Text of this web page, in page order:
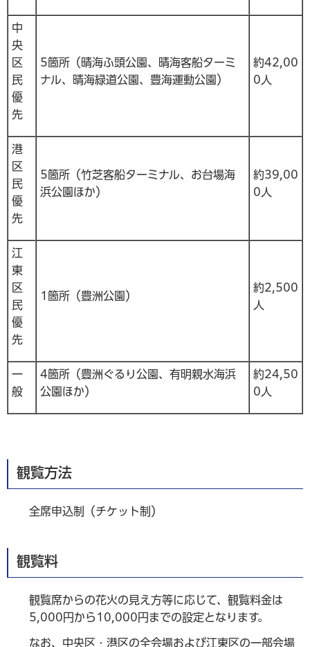
中
央
区
民
優
先
5箇所（晴海ふ頭公園、晴海客船ターミ
ナル、晴海緑道公園、豊海運動公園）
約42,00
0人
港
区
民
優
先
5箇所（竹芝客船ターミナル、お台場海
浜公園ほか）
約39,00
0人
江
東
区
民
優
先
1箇所（豊洲公園）
約2,500
人
一
般
4箇所（豊洲ぐるり公園、有明親水海浜
公園ほか）
約24,50
0人
観覧方法
全席申込制（チケット制）
観覧料
観覧席からの花火の見え方等に応じて、観覧料金は
5,000円から10,000円までの設定となります。
なお、中央区・港区の全会場および江東区の一部会場